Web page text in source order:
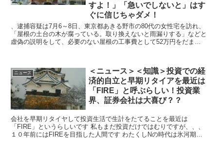
すよ！」「急いでしないと」はす
ぐに信じちゃダメ！
、逮捕容疑は7月6～8日、東京都あきる野市の80代の女性宅を訪れ、
「屋根の土台の木が腐っている。取り換えないと雨漏りする」などと
虚偽の説明をして、必要のない屋根の工事費として52万円をだまし
ニュース
＜ニュース＞＜知識＞投資での経
済的自立と早期リタイアを最近は
「FIRE」と呼ぶらしい！投資業
界、証券会社は大喜び？？
会社を早期リタイヤして投資生活で生計をたてることを最近は
「FIRE」というらしいです 私もまだ投資だけではむりですが、、、
１０年前にはFIREを目指した人間です わたくしNの時代は氷河期世